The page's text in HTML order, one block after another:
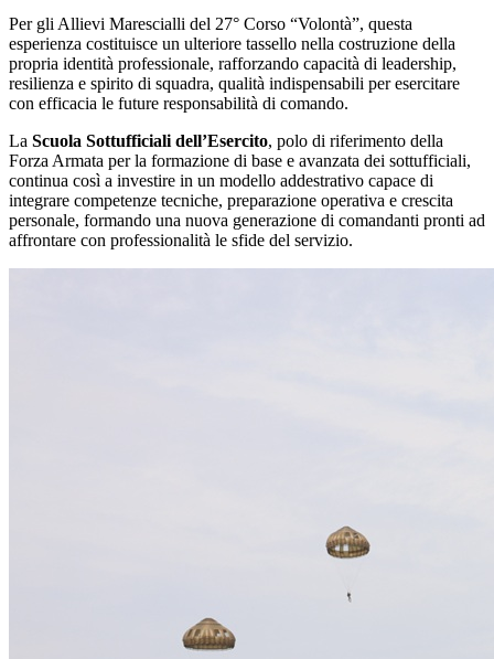
Per gli Allievi Marescialli del 27° Corso “Volontà”, questa
esperienza costituisce un ulteriore tassello nella costruzione della
propria identità professionale, rafforzando capacità di leadership,
resilienza e spirito di squadra, qualità indispensabili per esercitare
con efficacia le future responsabilità di comando.
La Scuola Sottufficiali dell’Esercito, polo di riferimento della
Forza Armata per la formazione di base e avanzata dei sottufficiali,
continua così a investire in un modello addestrativo capace di
integrare competenze tecniche, preparazione operativa e crescita
personale, formando una nuova generazione di comandanti pronti ad
affrontare con professionalità le sfide del servizio.